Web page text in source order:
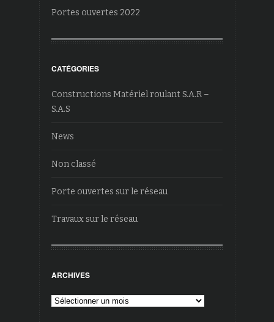
Portes ouvertes 2022
CATÉGORIES
Constructions Matériel roulant S.A.R –
S.A.S
News
Non classé
Porte ouvertes sur le réseau
Travaux sur le réseau
ARCHIVES
Archives